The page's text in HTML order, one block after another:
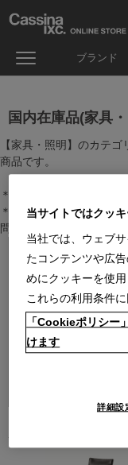
ブランド
国内在庫品(家具・
【家具・照明】のカテ
商品です。
＊絞り込み機能で商品検
＊全店舗で在庫を共有
問い合わせください。
当サイトではクッ
当社では、ウェブ
たコンテンツや広
めにクッキーを使
これらの利用条件
「Cookieポリシー
けます
詳細設